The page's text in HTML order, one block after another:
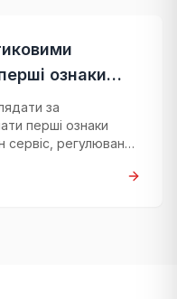
ознаки
за
перші ознаки
сервіс, регулювання